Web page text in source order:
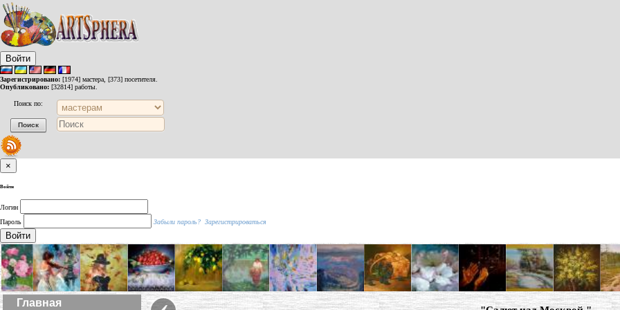
Войти
Зарегистрировано: [1974] мастера, [373] посетителя.
Опубликовано: [32814] работы.
Поиск по:
×
Войти
Логин
Пароль
Забыли пароль? Зарегистрироваться
Войти
Главная